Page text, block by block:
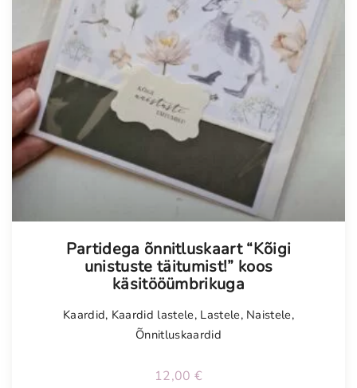
Partidega õnnitluskaart “Kõigi
unistuste täitumist!” koos
käsitööümbrikuga
Kaardid, Kaardid lastele, Lastele, Naistele,
Õnnitluskaardid
12,00 €